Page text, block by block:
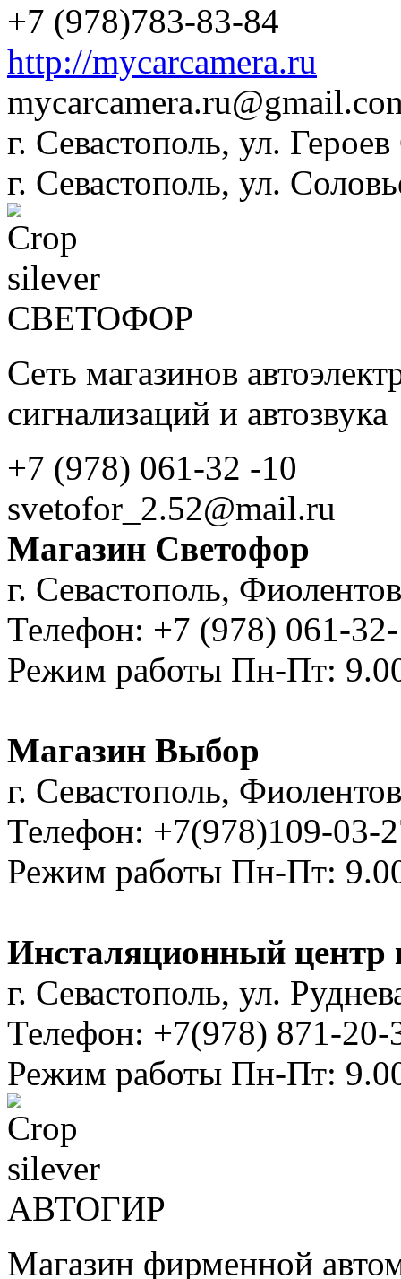
+7 (978)783-83-84
http://mycarcamera.ru
г. Севастополь, ул.
г. Севастополь, ул.
СВЕТОФОР
Сеть магазинов
сигнализаций и автозвука
+7 (978) 061-32 -10
svetofor_2.52@mail.ru
Магазин Светофор
г. Севастополь,
Телефон: +7 (978) 061-
Режим работы Пн-Пт:
Магазин Выбор
г. Севастополь,
Телефон: +7(978)109-03-
Режим работы Пн-Пт:
Инсталяционный центр
г. Севастополь, ул.
Телефон: +7(978) 871-20-
Режим работы Пн-Пт:
АВТОГИР
Магазин фирменной